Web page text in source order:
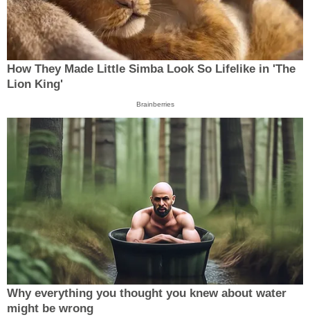
How They Made Little Simba Look So Lifelike in 'The
Lion King'
Brainberries
Why everything you thought you knew about water
might be wrong